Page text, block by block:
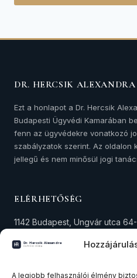
A legjobb felhasználói élmény
DR. HERCSIK
Ezt a honlapot a Dr. Hercsik
Budapesti Ügyvédi Kamarában
fenn az ügyvédekre vonatkozó
szabályzatok szerint. Az oldalon
jellegű és nem minősül jogi
ELÉRHETŐSÉG
1142 Budapest, Ungvár utca
+36 30 573 4294
Adószám: 18291434-1-42